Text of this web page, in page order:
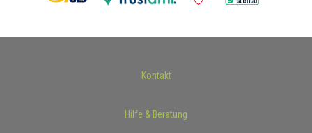
Kontakt
Hilfe & Beratung